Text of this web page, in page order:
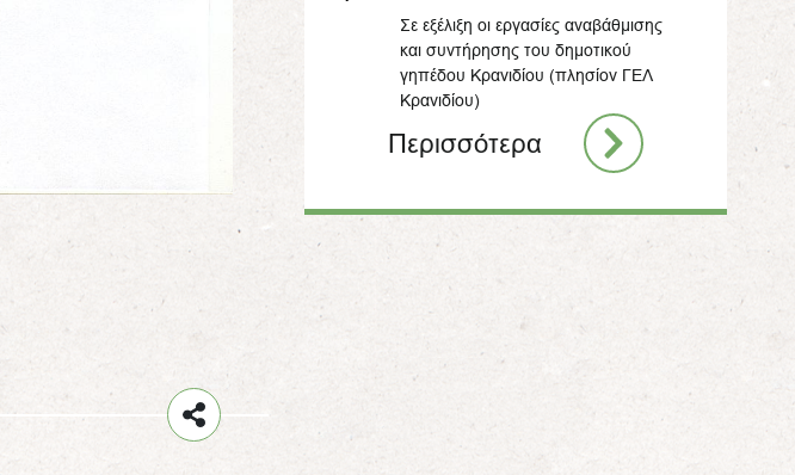
Σε εξέλιξη οι εργασίες αναβάθμισης
και συντήρησης του δημοτικού
γηπέδου Κρανιδίου (πλησίον ΓΕΛ
Κρανιδίου)
Περισσότερα